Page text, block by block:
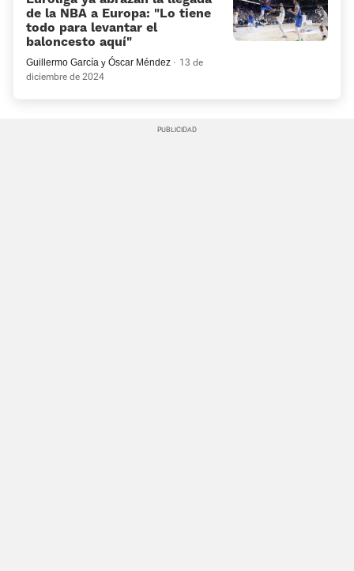
de la NBA a Europa: «Lo tiene
todo para levantar el
baloncesto aquí»
Guillermo García y Óscar Méndez
13 de
diciembre de 2024